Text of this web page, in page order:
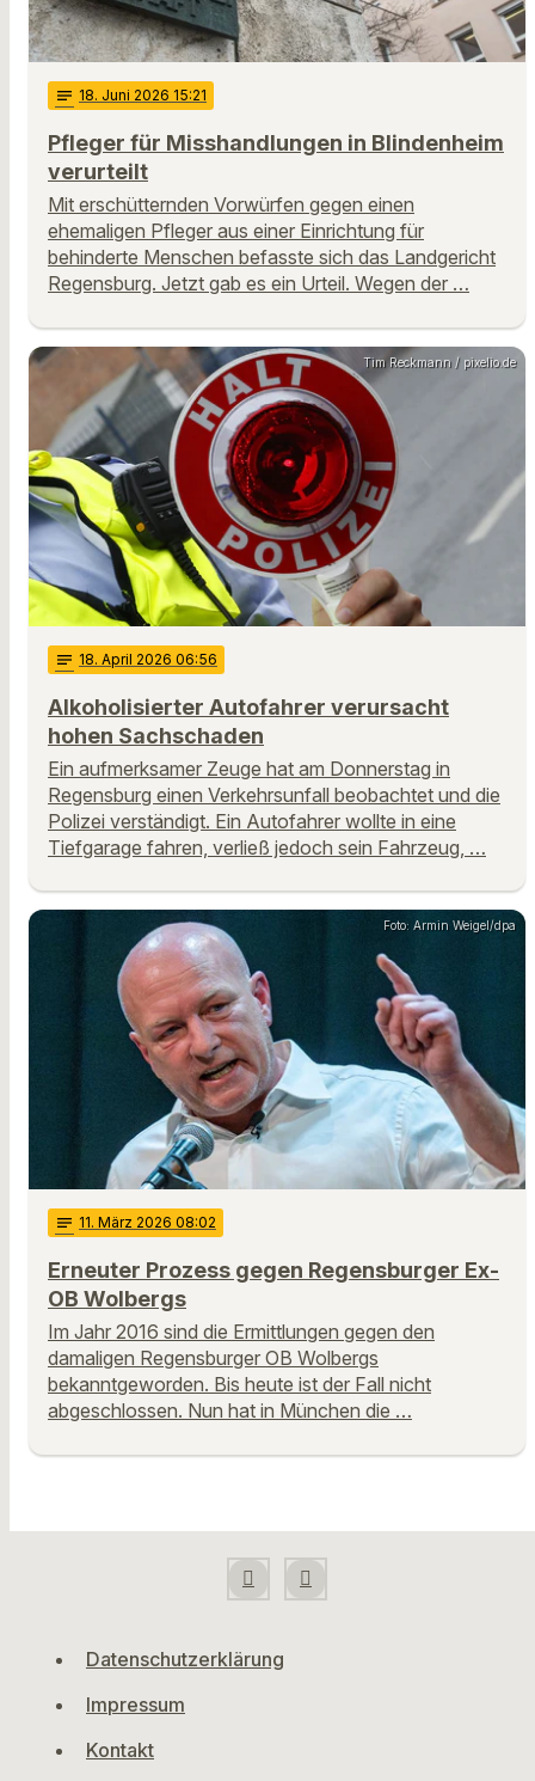
notes 18. Juni 2026 15:21
Pfleger für Misshandlungen in Blindenheim
verurteilt
Mit erschütternden Vorwürfen gegen einen
ehemaligen Pfleger aus einer Einrichtung für
behinderte Menschen befasste sich das Landgericht
Regensburg. Jetzt gab es ein Urteil. Wegen der …
Tim Reckmann / pixelio.de
notes 18. April 2026 06:56
Alkoholisierter Autofahrer verursacht
hohen Sachschaden
Ein aufmerksamer Zeuge hat am Donnerstag in
Regensburg einen Verkehrsunfall beobachtet und die
Polizei verständigt. Ein Autofahrer wollte in eine
Tiefgarage fahren, verließ jedoch sein Fahrzeug, …
Foto: Armin Weigel/dpa
notes 11. März 2026 08:02
Erneuter Prozess gegen Regensburger Ex-
OB Wolbergs
Im Jahr 2016 sind die Ermittlungen gegen den
damaligen Regensburger OB Wolbergs
bekanntgeworden. Bis heute ist der Fall nicht
abgeschlossen. Nun hat in München die …
Datenschutzerklärung
Impressum
Kontakt